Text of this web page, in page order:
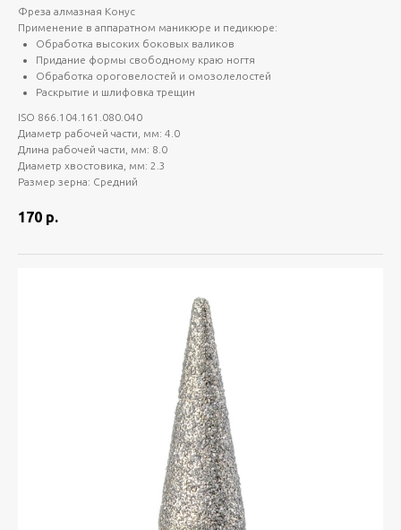
Фреза алмазная Конус
Применение в аппаратном маникюре и педикюре:
Обработка высоких боковых валиков
Придание формы свободному краю ногтя
Обработка ороговелостей и омозолелостей
Раскрытие и шлифовка трещин
ISO 866.104.161.080.040
Диаметр рабочей части, мм: 4.0
Длина рабочей части, мм: 8.0
Диаметр хвостовика, мм: 2.3
Размер зерна: Средний
170 р.